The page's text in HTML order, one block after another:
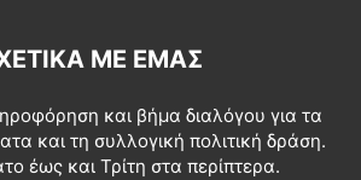
ΜΕ ΕΜΆΣ
και βήμα διαλόγου για τα
και τη συλλογική πολιτική δράση.
έως και Τρίτη στα περίπτερα.